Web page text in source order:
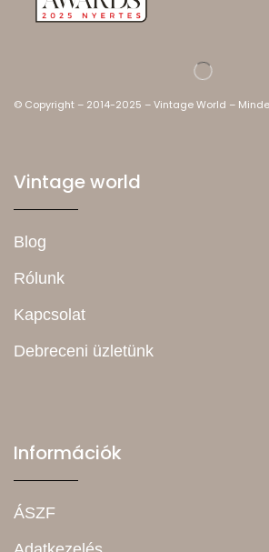
© Copyright – 2014-2025 – Vintage World –
Vintage world
Blog
Rólunk
Kapcsolat
Debreceni üzletünk
Információk
ÁSZF